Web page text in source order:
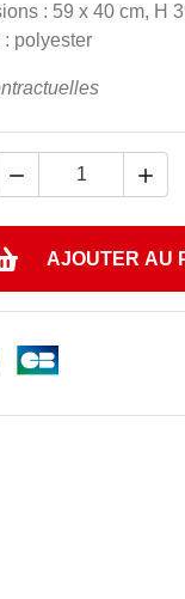
: 59 x 40 cm, H
: polyester
 
AJOUTER AU